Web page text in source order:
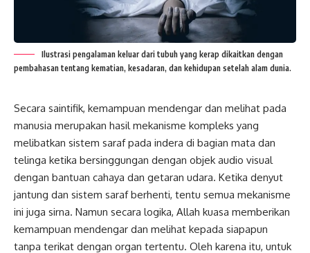
Ilustrasi pengalaman keluar dari tubuh yang kerap dikaitkan dengan
pembahasan tentang kematian, kesadaran, dan kehidupan setelah alam dunia.
Secara saintifik, kemampuan mendengar dan melihat pada
manusia merupakan hasil mekanisme kompleks yang
melibatkan sistem saraf pada indera di bagian mata dan
telinga ketika bersinggungan dengan objek audio visual
dengan bantuan cahaya dan getaran udara. Ketika denyut
jantung dan sistem saraf berhenti, tentu semua mekanisme
ini juga sirna. Namun secara logika, Allah kuasa memberikan
kemampuan mendengar dan melihat kepada siapapun
tanpa terikat dengan organ tertentu. Oleh karena itu, untuk